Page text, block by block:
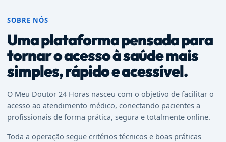
SOBRE NÓS
Uma plataforma pensada para
tornar o acesso à saúde mais
simples, rápido e acessível.
O Meu Doutor 24 Horas nasceu com o objetivo de facilitar o
acesso ao atendimento médico, conectando pacientes a
profissionais de forma prática, segura e totalmente online.
Toda a operação segue critérios técnicos e boas práticas